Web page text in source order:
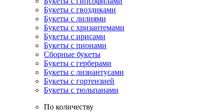
Букеты с гвоздиками
Букеты с лилиями
Букеты с хризантемами
Букеты с ирисами
Букеты с пионами
Сборные букеты
Букеты с герберами
Букеты с лизиантусами
Букеты с гортензией
Букеты с тюльпанами
По количеству